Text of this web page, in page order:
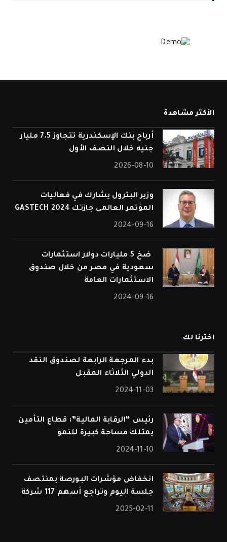
الأكثر مشاهدة
أرباح بنك الإسكندرية تتجاوز 7.5 مليار
جنيه خلال النصف الأول
2026-08-10
وزير البترول يشارك في فعاليات
المؤتمر العالمى جازتك 2024 GASTECH
2024-09-16
⁠ ضخ 5 مليارات دولار استثمارات
سعودية في مصر من خلال صندوق
الاستثمارات العامة
2024-09-16
اخترنا لك
بدء المرجعة الرابعة لصندوق النقد
الدولي الثلاثاء المقبل
2024-11-03
رئيس “الرقابة المالية”: قطاع التأمين
يمتلك مساحة كبيرة للنمو
2024-11-10
انخفاض مؤشرات البورصة بمنتصف
جلسة اليوم وتراجع أسهم 117 شركة
2025-02-11